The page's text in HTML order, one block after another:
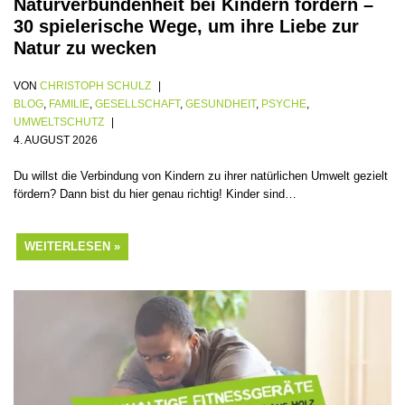
Naturverbundenheit bei Kindern fördern –
30 spielerische Wege, um ihre Liebe zur
Natur zu wecken
VON CHRISTOPH SCHULZ
BLOG FAMILIE GESELLSCHAFT, GESUNDHEIT, PSYCHE
UMWELTSCHUTZ
4. AUGUST 2026
Du willst die Verbindung von Kindern zu ihrer natürlichen Umwelt gezielt
fördern? Dann bist du hier genau richtig! Kinder sind…
WEITERLESEN »